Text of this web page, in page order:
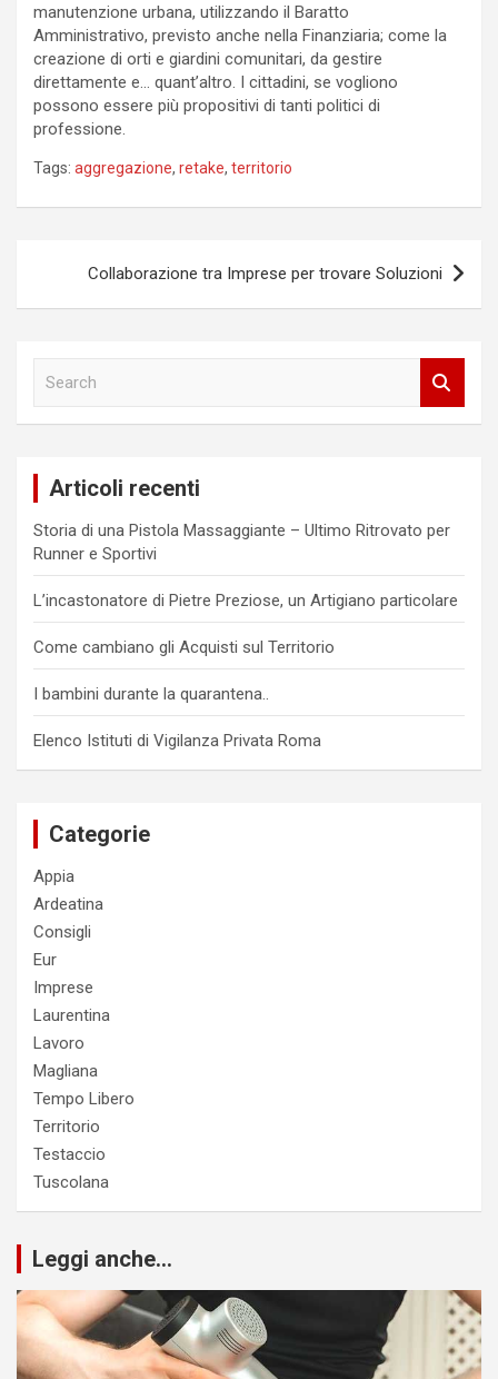
manutenzione urbana, utilizzando il Baratto
Amministrativo, previsto anche nella Finanziaria; come la
creazione di orti e giardini comunitari, da gestire
direttamente e… quant’altro. I cittadini, se vogliono
possono essere più propositivi di tanti politici di
professione.
Tags: aggregazione, retake, territorio
Collaborazione tra Imprese per trovare Soluzioni
Articoli recenti
Storia di una Pistola Massaggiante – Ultimo Ritrovato per
Runner e Sportivi
L’incastonatore di Pietre Preziose, un Artigiano particolare
Come cambiano gli Acquisti sul Territorio
I bambini durante la quarantena..
Elenco Istituti di Vigilanza Privata Roma
Categorie
Appia
Ardeatina
Consigli
Eur
Imprese
Laurentina
Lavoro
Magliana
Tempo Libero
Territorio
Testaccio
Tuscolana
Leggi anche...